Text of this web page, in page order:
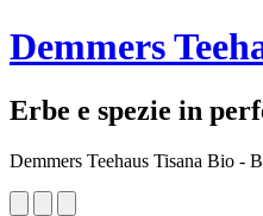
Demmers
Erbe e spezie in
Demmers Teehaus Tisana Bio -